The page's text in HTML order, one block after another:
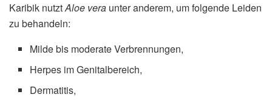
Karibik nutztAloe vera unter anderem, um folgende Leiden
zu behandeln:
Milde bis moderate Verbrennungen,
Herpes im Genitalbereich,
Dermatitis,